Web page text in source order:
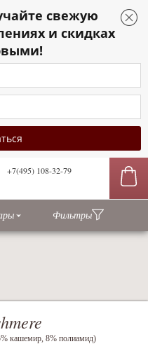
свежую
и скидках
+7(495) 108-32-79
Фильтры
кашемир, 8% полиамид)